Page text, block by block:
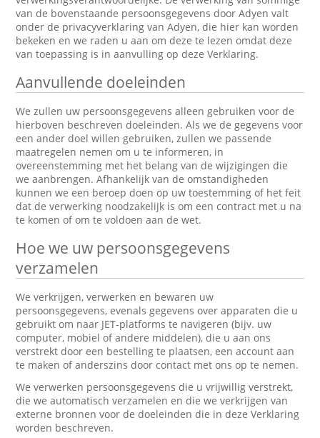
van de bovenstaande persoonsgegevens door Adyen valt
onder de privacyverklaring van Adyen, die hier kan worden
bekeken en we raden u aan om deze te lezen omdat deze
van toepassing is in aanvulling op deze Verklaring.
Aanvullende doeleinden
We zullen uw persoonsgegevens alleen gebruiken voor de
hierboven beschreven doeleinden. Als we de gegevens voor
een ander doel willen gebruiken, zullen we passende
maatregelen nemen om u te informeren, in
overeenstemming met het belang van de wijzigingen die
we aanbrengen. Afhankelijk van de omstandigheden
kunnen we een beroep doen op uw toestemming of het feit
dat de verwerking noodzakelijk is om een contract met u na
te komen of om te voldoen aan de wet.
Hoe we uw persoonsgegevens
verzamelen
We verkrijgen, verwerken en bewaren uw
persoonsgegevens, evenals gegevens over apparaten die u
gebruikt om naar JET-platforms te navigeren (bijv. uw
computer, mobiel of andere middelen), die u aan ons
verstrekt door een bestelling te plaatsen, een account aan
te maken of anderszins door contact met ons op te nemen.
We verwerken persoonsgegevens die u vrijwillig verstrekt,
die we automatisch verzamelen en die we verkrijgen van
externe bronnen voor de doeleinden die in deze Verklaring
worden beschreven.